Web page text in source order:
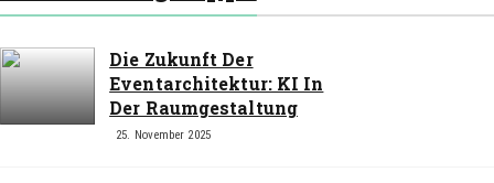
Die Zukunft Der
Eventarchitektur: KI In
Der Raumgestaltung
25. November 2025